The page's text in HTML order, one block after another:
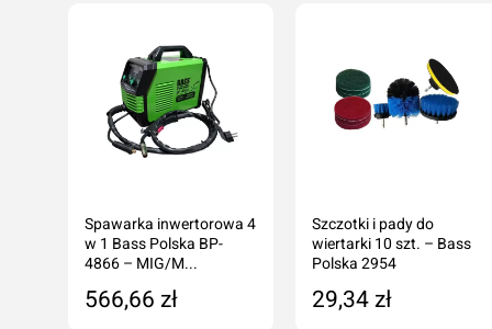
Spawarka inwertorowa 4
w 1 Bass Polska BP-
4866 – MIG/M...
566,66 zł
Szczotki i pady do
wiertarki 10 szt. – Bass
Polska 2954
29,34 zł